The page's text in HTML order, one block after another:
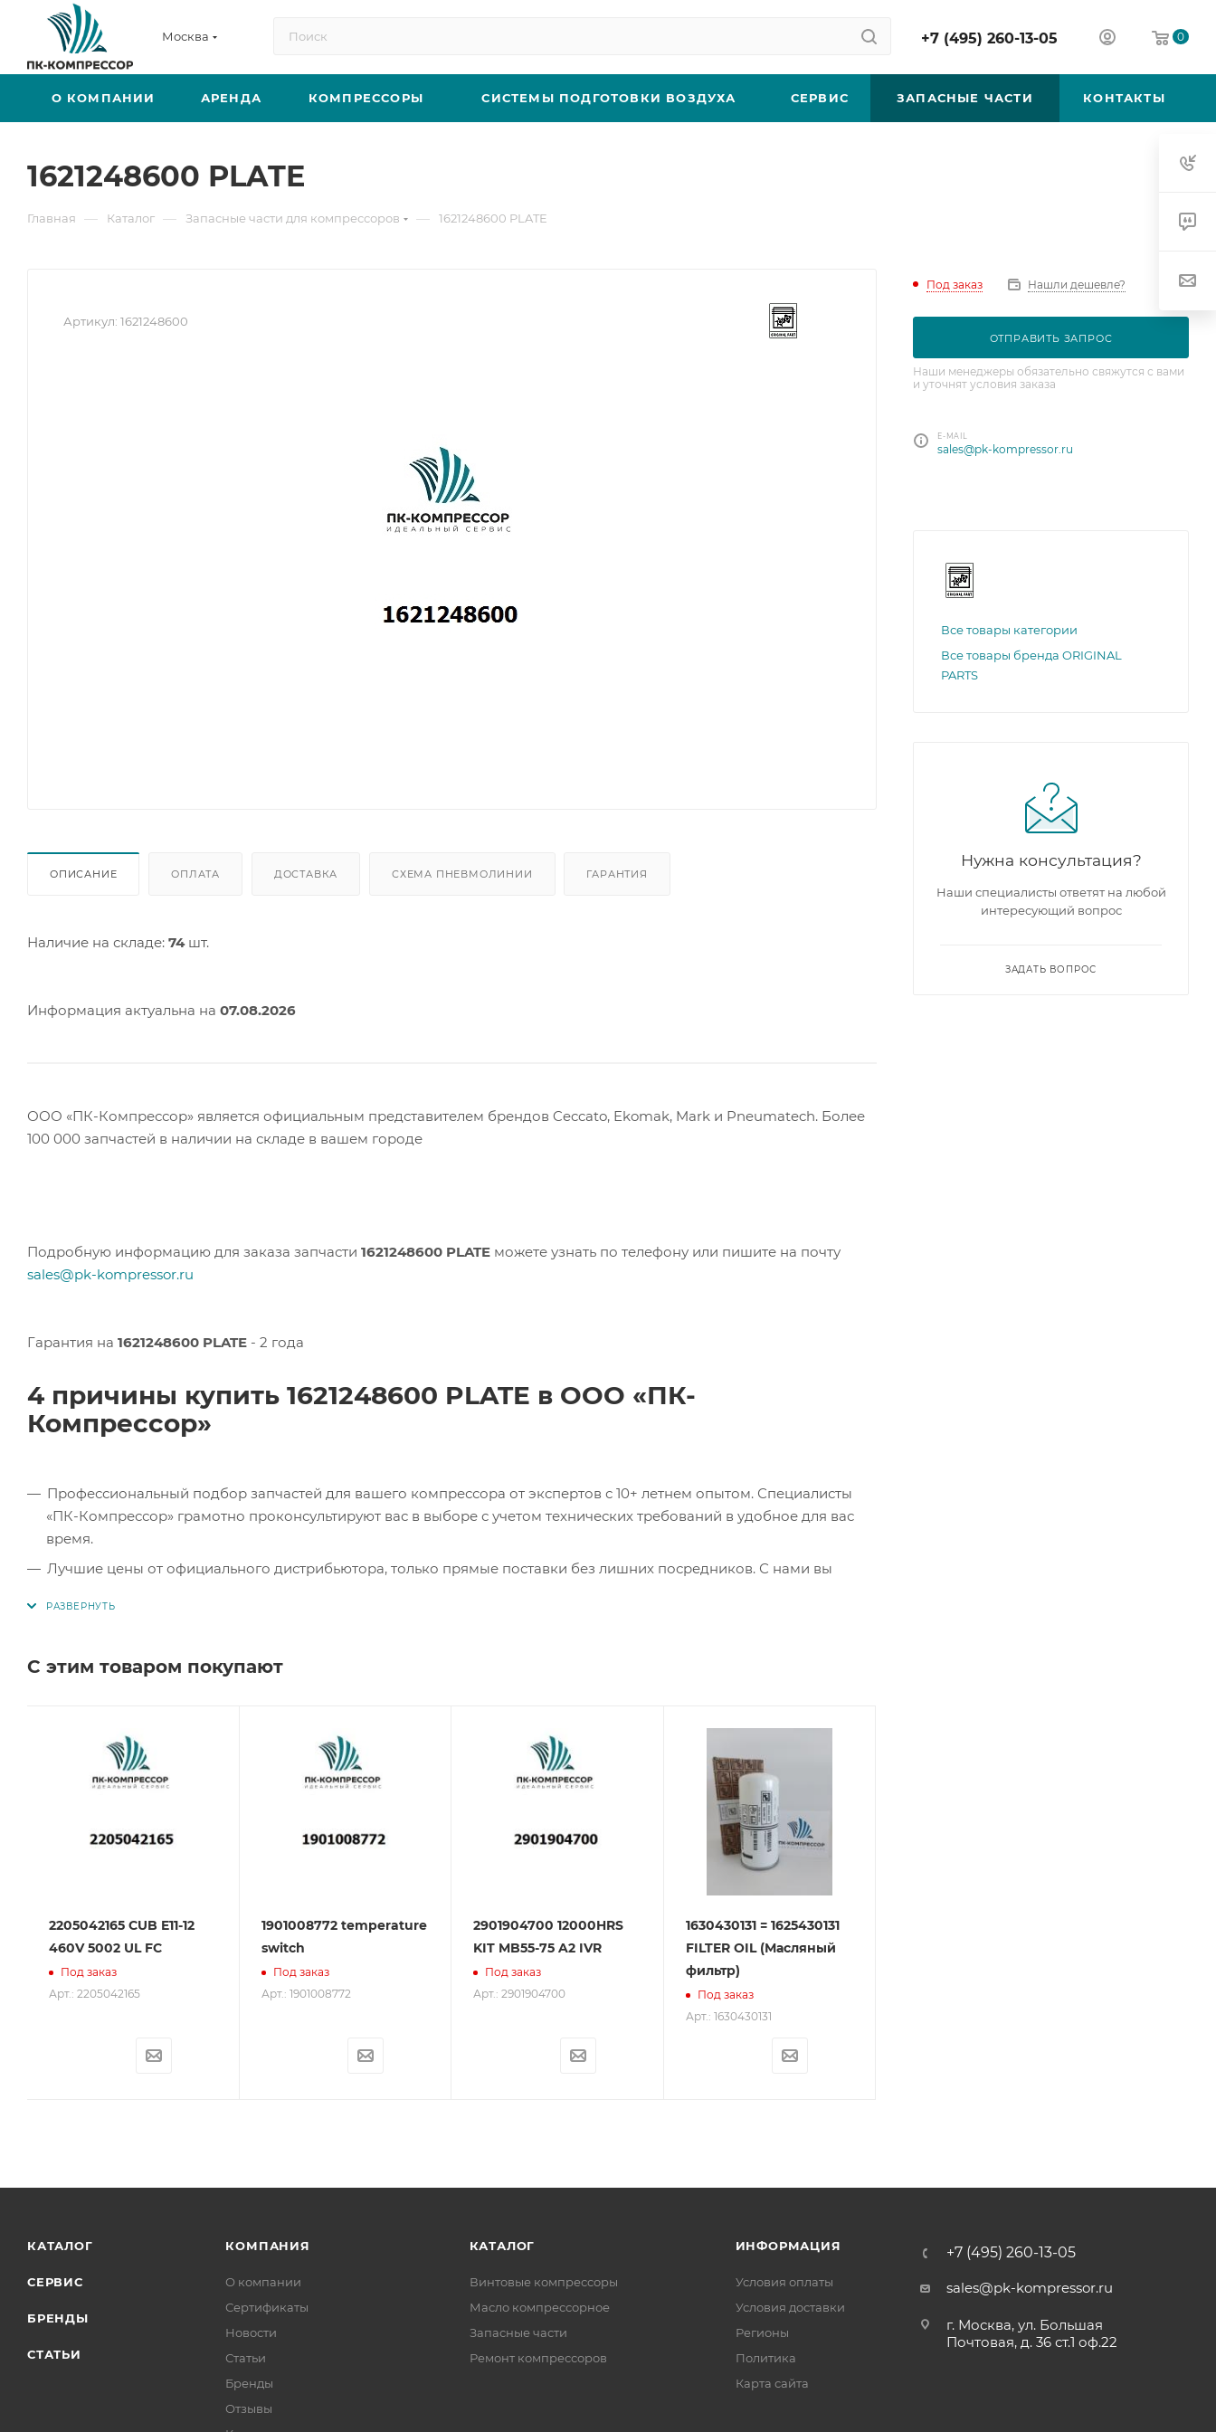
Москва +7 (495) 260-13-05 0
О КОМПАНИИ АРЕНДА КОМПРЕССОРЫ СИСТЕМЫ ПОДГОТОВКИ ВОЗДУХА СЕРВИС ЗАПАСНЫЕ ЧАСТИ КОНТАКТЫ
1621248600 PLATE
Главная — Каталог — Запасные части для компрессоров — 1621248600 PLATE
Артикул: 1621248600
ОПИСАНИЕ ОПЛАТА ДОСТАВКА СХЕМА ПНЕВМОЛИНИИ ГАРАНТИЯ
Наличие на складе: 74шт.
Информация актуальна на 07.08.2026
ООО «ПК-Компрессор» является официальным представителем брендов Ceccato, Ekomak, Mark и Pneumatech. Более
100 000 запчастей в наличии на складе в вашем городе
Подробную информацию для заказа запчасти 1621248600 PLATE можете узнать по телефону или пишите на почту
sales@pk-kompressor.ru
Гарантия на 1621248600 PLATE - 2 года
4 причины купить 1621248600 PLATE в ООО «ПК-
Компрессор»
Профессиональный подбор запчастей для вашего компрессора от экспертов с 10+ летнем опытом. Специалисты
«ПК-Компрессор» грамотно проконсультируют вас в выборе с учетом технических требований в удобное для вас
время.
Лучшие цены от официального дистрибьютора, только прямые поставки без лишних посредников. С нами вы
Сервисное обслуживание на всех этапах использования оборудования. ООО «ПК-Компрессор» - надежный
С этим товаром покупают
2205042165 CUB E11-12
460V 5002 UL FC
Под заказ
Арт.: 2205042165
1901008772 temperature
switch
Под заказ
Арт.: 1901008772
2901904700 12000HRS
KIT MB55-75 A2 IVR
Под заказ
Арт.: 2901904700
1630430131 = 1625430131
FILTER OIL (Масляный
фильтр)
Под заказ
Арт.: 1630430131
Под заказ Нашли дешевле?
ОТПРАВИТЬ ЗАПРОС
Наши менеджеры обязательно свяжутся с вами
и уточнят условия заказа
E-MAIL
sales@pk-kompressor.ru
Все товары категории
Все товары бренда ORIGINAL
PARTS
Нужна консультация?
Наши специалисты ответят на любой
интересующий вопрос
ЗАДАТЬ ВОПРОС
КАТАЛОГ
СЕРВИС
БРЕНДЫ
СТАТЬИ
КОМПАНИЯ
О компании
Сертификаты
Новости
Статьи
Бренды
Отзывы
КАТАЛОГ
Винтовые компрессоры
Масло компрессорное
Запасные части
Ремонт компрессоров
ИНФОРМАЦИЯ
Условия оплаты
Условия доставки
Регионы
Политика
Карта сайта
+7 (495) 260-13-05
sales@pk-kompressor.ru
г. Москва, ул. Большая
Почтовая, д. 36 ст.1 оф.22